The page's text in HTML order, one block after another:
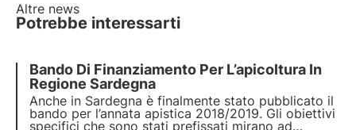
Altre news
Potrebbe interessarti
Bando Di Finanziamento Per L’apicoltura In
Regione Sardegna
Anche in Sardegna è finalmente stato pubblicato il
bando per l’annata apistica 2018/2019. Gli obiettivi
specifici che sono stati prefissati mirano ad